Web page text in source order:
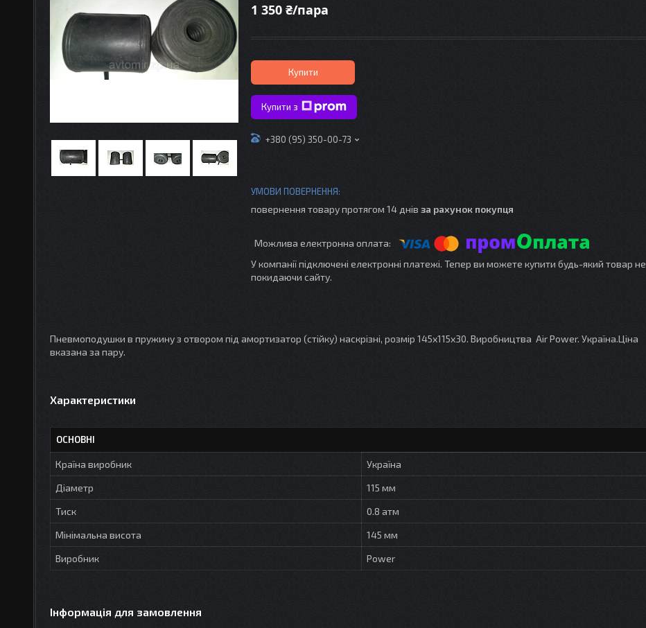
1 350 ₴/пара
Купити
Купити з
+380 (95) 350-00-73
повернення товару протягом 14 днів за рахунок покупця
У компанії підключені електронні платежі. Тепер ви можете купити будь-який товар не
покидаючи сайту.
Пневмоподушки в пружину з отвором під амортизатор (стійку) наскрізні, розмір 145х115х30. Виробництва Air Power. Україна.Ціна
вказана за пару.
Характеристики
ОСНОВНІ
Країна виробник
Україна
Діаметр
115 мм
Тиск
0.8 атм
Мінімальна висота
145 мм
Виробник
Power
Інформація для замовлення